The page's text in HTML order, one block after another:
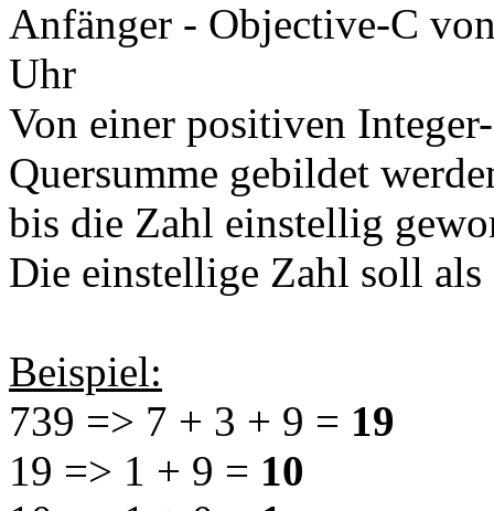
Anfänger - Objective-C
Uhr
Von einer positiven
Quersumme gebildet
bis die Zahl einstellig
Die einstellige Zahl soll als
Beispiel:
739 => 7 + 3 + 9 = 19
19 => 1 + 9 = 10